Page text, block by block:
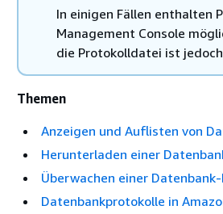
In einigen Fällen enthalten
Management Console
die Protokolldatei ist
Themen
Anzeigen und Auflisten von
Herunterladen einer
Überwachen einer
Datenbankprotokolle in